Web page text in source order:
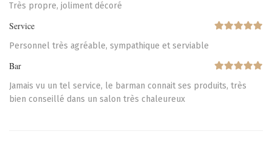
Très propre, joliment décoré
Service
Personnel très agréable, sympathique et serviable
Bar
Jamais vu un tel service, le barman connait ses produits, très
bien conseillé dans un salon très chaleureux